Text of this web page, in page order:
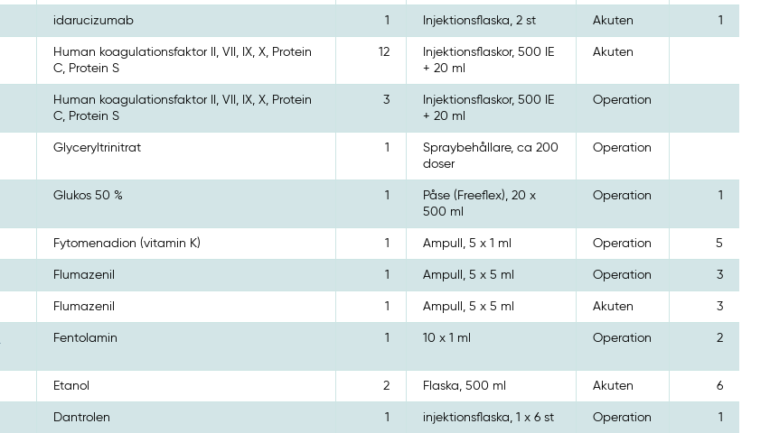
idarucizumab 1 Injektionsflaska, 2 st Akuten 1
Human koagulationsfaktor II, VII, IX, X, Protein
C, Protein S
12
Injektionsflaskor, 500 IE
+ 20 ml
Akuten
Human koagulationsfaktor II, VII, IX, X, Protein
C, Protein S
3
Injektionsflaskor, 500 IE
+ 20 ml
Operation
Glyceryltrinitrat 1
Spraybehållare, ca 200
doser
Operation
Glukos 50 % 1
Påse (Freeflex), 20 x
500 ml
Operation 1
Fytomenadion (vitamin K) 1 Ampull, 5 x 1 ml Operation 5
Flumazenil 1 Ampull, 5 x 5 ml Operation 3
Flumazenil 1 Ampull, 5 x 5 ml Akuten 3
Fentolamin 1 10 x 1 ml Operation 2
Etanol 2 Flaska, 500 ml Akuten 6
Dantrolen 1 injektionsflaska, 1 x 6 st Operation 1